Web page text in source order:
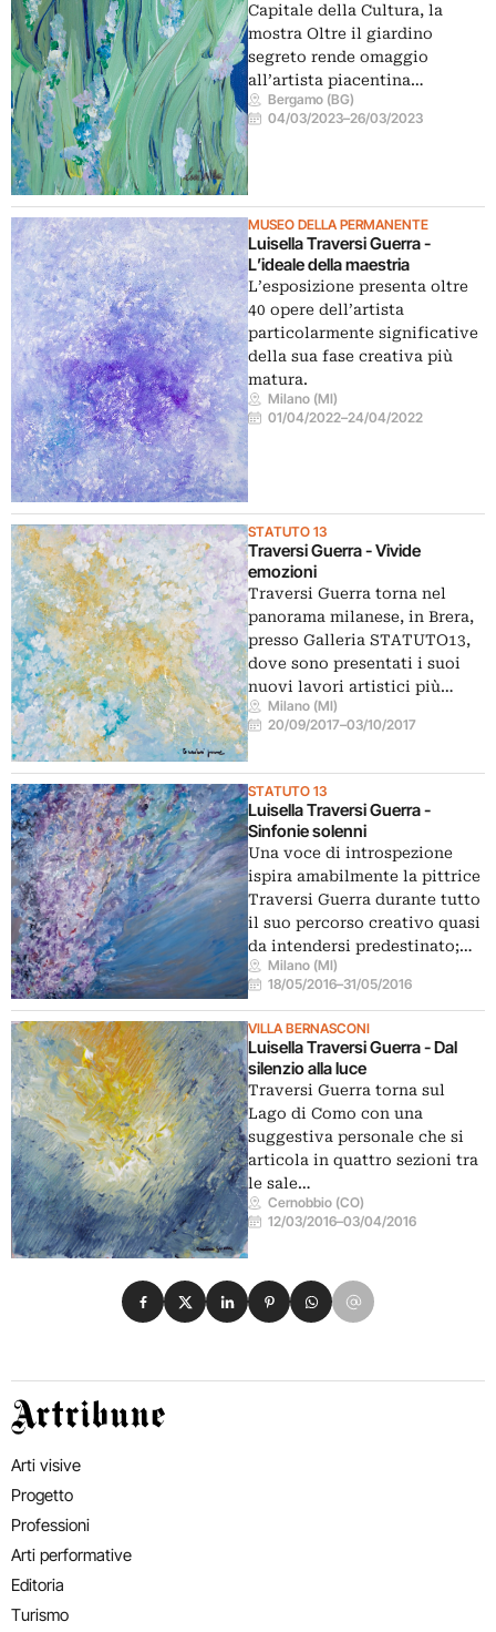
Capitale della Cultura, la
mostra Oltre il giardino
segreto rende omaggio
all’artista piacentina…
Bergamo (BG)
04/03/2023–26/03/2023
MUSEO DELLA PERMANENTE
Luisella Traversi Guerra -
L’ideale della maestria
L’esposizione presenta oltre
40 opere dell’artista
particolarmente significative
della sua fase creativa più
matura.
Milano (MI)
01/04/2022–24/04/2022
STATUTO 13
Traversi Guerra - Vivide
emozioni
Traversi Guerra torna nel
panorama milanese, in Brera,
presso Galleria STATUTO13,
dove sono presentati i suoi
nuovi lavori artistici più…
Milano (MI)
20/09/2017–03/10/2017
STATUTO 13
Luisella Traversi Guerra -
Sinfonie solenni
Una voce di introspezione
ispira amabilmente la pittrice
Traversi Guerra durante tutto
il suo percorso creativo quasi
da intendersi predestinato;…
Milano (MI)
18/05/2016–31/05/2016
VILLA BERNASCONI
Luisella Traversi Guerra - Dal
silenzio alla luce
Traversi Guerra torna sul
Lago di Como con una
suggestiva personale che si
articola in quattro sezioni tra
le sale…
Cernobbio (CO)
12/03/2016–03/04/2016
Condividi su Facebook
Condividi su X
Condividi su LinkedIn
Condividi su Pinterest
Condividi su WhatsApp
Condividi su Email
Artribune
Arti visive
Progetto
Professioni
Arti performative
Editoria
Turismo